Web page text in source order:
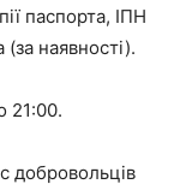
паспорта, ІПН
(за наявності).
21:00.
добровольців